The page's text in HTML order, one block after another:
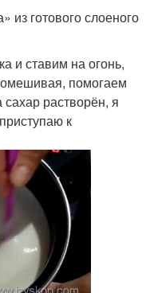
из готового слоеного
и ставим на огонь,
помогаем
растворён, я
к